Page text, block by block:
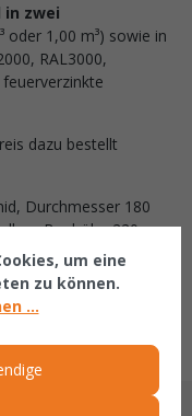
in zwei
oder 1,00 m³) sowie in
RAL3000,
feuerverzinkte
dazu bestellt
Durchmesser 180
- Bauhöhe 220
um eine
zu können.
...